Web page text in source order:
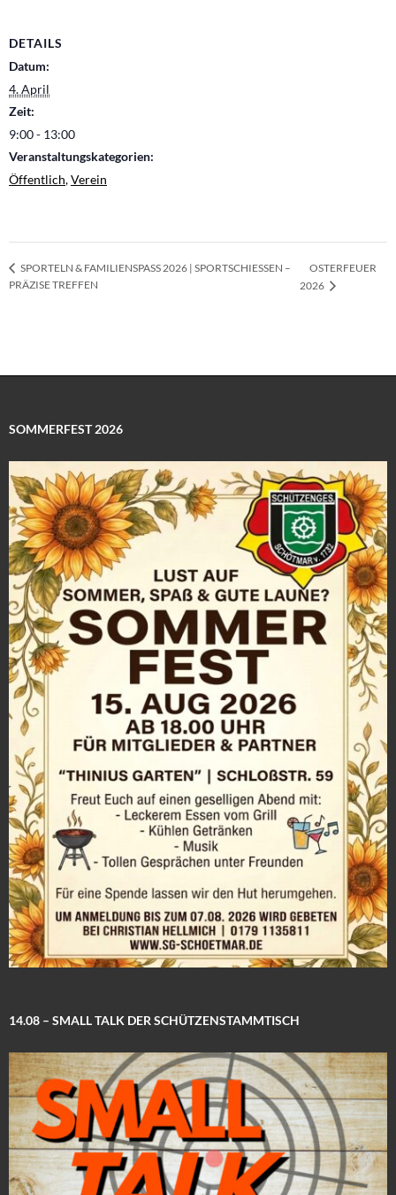
DETAILS
Datum:
4. April
Zeit:
9:00 - 13:00
Veranstaltungskategorien:
Öffentlich,Verein
SPORTELN & FAMILIENSPASS 2026 | SPORTSCHIESSEN –
PRÄZISE TREFFEN
OSTERFEUER
2026
SOMMERFEST 2026
14.08 – SMALL TALK DER SCHÜTZENSTAMMTISCH